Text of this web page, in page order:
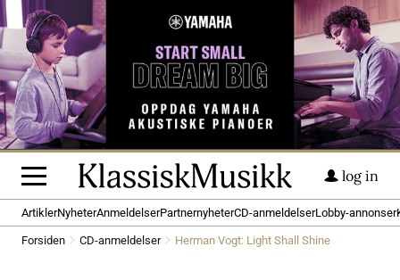
log in
ArtiklerNyheterAnmeldelserPartnernyheterCD-anmeldelserLobby-annonser
Forsiden CD-anmeldelser Herman Vogt: Light Shall Shine